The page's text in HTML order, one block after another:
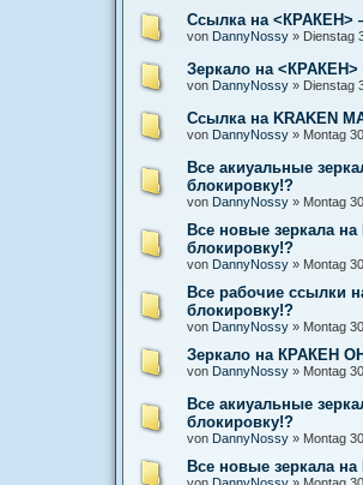
Ссылка на <КРАКЕН>
von DannyNossy » Dienstag
Зеркало на
von DannyNossy » Dienstag
Ссылка на KRAKEN
von DannyNossy » Montag
Все акиуальные
блокировку!?
von DannyNossy » Montag
Все новые зеркала на
блокировку!?
von DannyNossy » Montag
Все рабочие ссылки
блокировку!?
von DannyNossy » Montag
Зеркало на КРАКЕН
von DannyNossy » Montag
Все акиуальные
блокировку!?
von DannyNossy » Montag
Все новые зеркала
von DannyNossy » Montag